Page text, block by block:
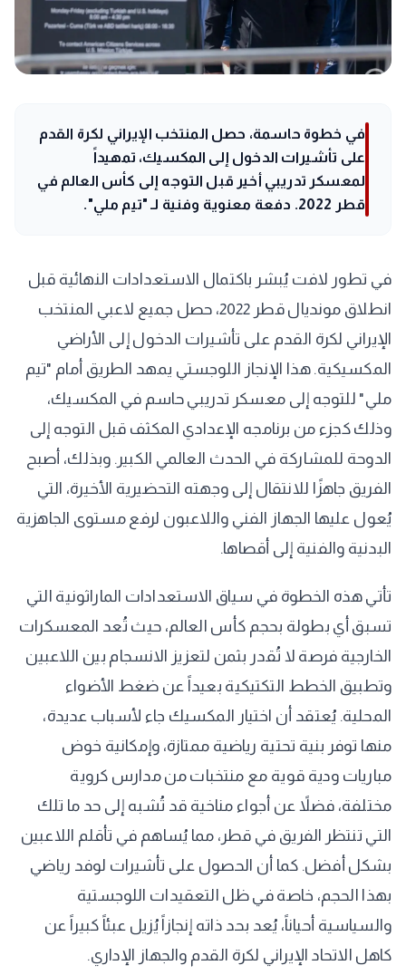
في خطوة حاسمة، حصل المنتخب الإيراني لكرة القدم
على تأشيرات الدخول إلى المكسيك، تمهيداً
لمعسكر تدريبي أخير قبل التوجه إلى كأس العالم في
قطر 2022. دفعة معنوية وفنية لـ "تيم ملي".
في تطور لافت يُبشر باكتمال الاستعدادات النهائية قبل
انطلاق مونديال قطر 2022، حصل جميع لاعبي المنتخب
الإيراني لكرة القدم على تأشيرات الدخول إلى الأراضي
المكسيكية. هذا الإنجاز اللوجستي يمهد الطريق أمام "تيم
ملي" للتوجه إلى معسكر تدريبي حاسم في المكسيك،
وذلك كجزء من برنامجه الإعدادي المكثف قبل التوجه إلى
الدوحة للمشاركة في الحدث العالمي الكبير. وبذلك، أصبح
الفريق جاهزًا للانتقال إلى وجهته التحضيرية الأخيرة، التي
يُعول عليها الجهاز الفني واللاعبون لرفع مستوى الجاهزية
البدنية والفنية إلى أقصاها.
تأتي هذه الخطوة في سياق الاستعدادات الماراثونية التي
تسبق أي بطولة بحجم كأس العالم، حيث تُعد المعسكرات
الخارجية فرصة لا تُقدر بثمن لتعزيز الانسجام بين اللاعبين
وتطبيق الخطط التكتيكية بعيداً عن ضغط الأضواء
المحلية. يُعتقد أن اختيار المكسيك جاء لأسباب عديدة،
منها توفر بنية تحتية رياضية ممتازة، وإمكانية خوض
مباريات ودية قوية مع منتخبات من مدارس كروية
مختلفة، فضلاً عن أجواء مناخية قد تُشبه إلى حد ما تلك
التي تنتظر الفريق في قطر، مما يُساهم في تأقلم اللاعبين
بشكل أفضل. كما أن الحصول على تأشيرات لوفد رياضي
بهذا الحجم، خاصة في ظل التعقيدات اللوجستية
والسياسية أحياناً، يُعد بحد ذاته إنجازاً يُزيل عبئاً كبيراً عن
كاهل الاتحاد الإيراني لكرة القدم والجهاز الإداري.